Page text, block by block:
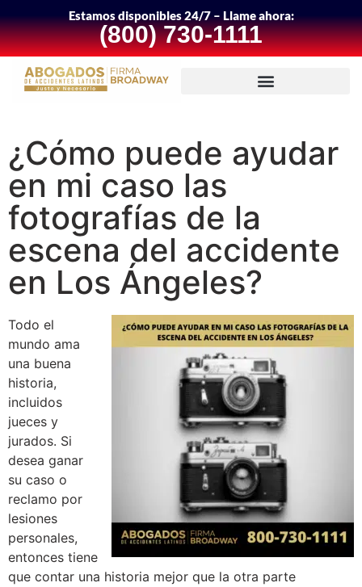
Estamos disponibles 24/7 – Llame ahora:
(800) 730-1111
¿Cómo puede ayudar
en mi caso las
fotografías de la
escena del accidente
en Los Ángeles?
Todo el
mundo ama
una buena
historia,
incluidos
jueces y
jurados. Si
desea ganar
su caso o
reclamo por
lesiones
personales,
entonces tiene
que contar una historia mejor que la otra parte